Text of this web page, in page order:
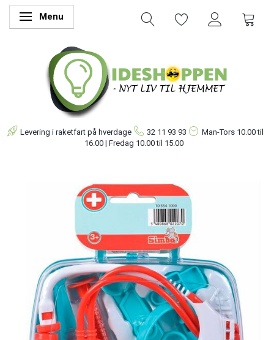
Skifte navigation
Menu
Levering i raketfart på hverdage 32 11 93 93 Man-Tors 10.00 til
16.00 | Fredag 10.00 til 15.00